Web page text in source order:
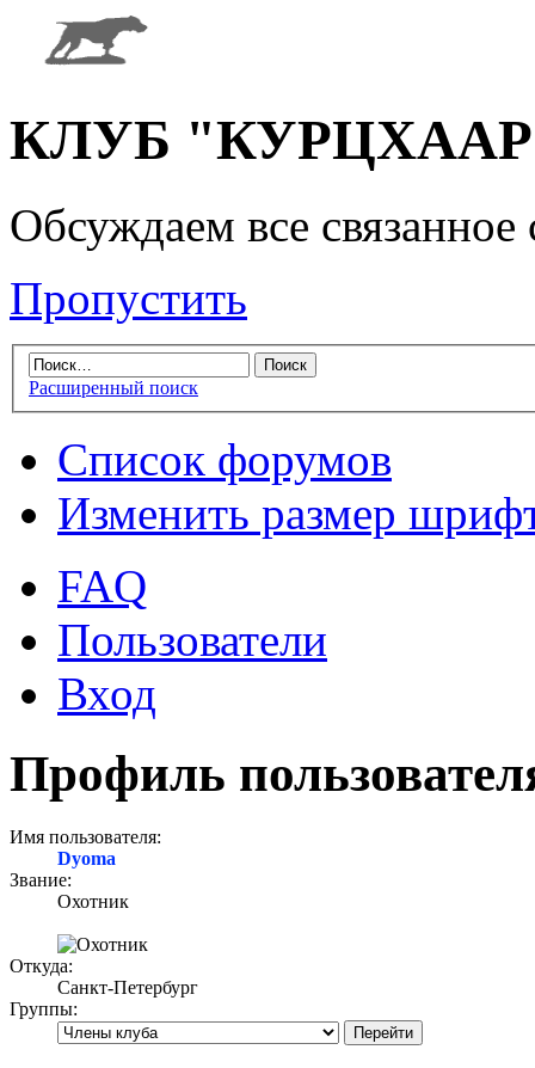
КЛУБ "КУРЦХААР"
Обсуждаем все
Пропустить
Расширенный поиск
Список форумов
Изменить размер
FAQ
Пользователи
Вход
Профиль
Имя пользователя:
Dyoma
Звание:
Охотник
Откуда:
Санкт-Петербург
Группы: